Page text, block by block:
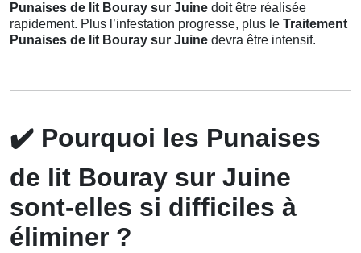
Punaises de lit Bouray sur Juine doit être réalisée
rapidement. Plus l’infestation progresse, plus le Traitement
Punaises de lit Bouray sur Juine devra être intensif.
✔️ Pourquoi les Punaises
de lit Bouray sur Juine
sont-elles si difficiles à
éliminer ?